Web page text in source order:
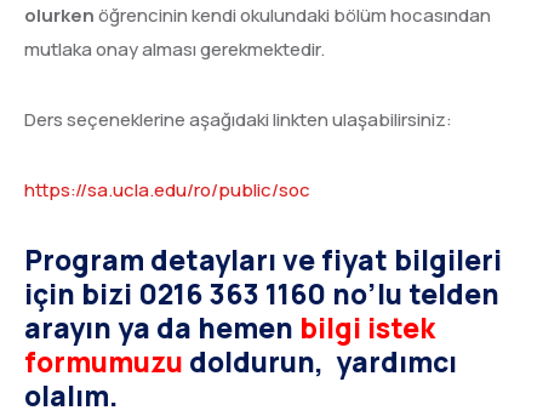
olurkenöğrencinin kendi okulundaki bölüm hocasından
mutlaka onay alması gerekmektedir.
Ders seçeneklerine aşağıdaki linkten ulaşabilirsiniz:
https://sa.ucla.edu/ro/public/soc
Program detayları ve fiyat bilgileri
için bizi 0216 363 1160 no’lu telden
arayın ya da hemen bilgi istek
formumuzu doldurun, yardımcı
olalım.